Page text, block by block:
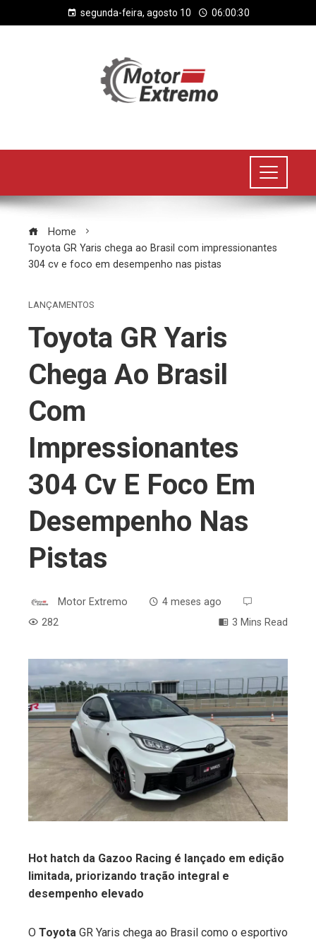
segunda-feira, agosto 10 06:00:30
Home
Toyota GR Yaris chega ao Brasil com impressionantes
304 cv e foco em desempenho nas pistas
LANÇAMENTOS
Toyota GR Yaris
Chega Ao Brasil
Com
Impressionantes
304 Cv E Foco Em
Desempenho Nas
Pistas
Motor Extremo
4 meses ago
282
3 Mins Read
Hot hatch da Gazoo Racing é lançado em edição
limitada, priorizando tração integral e
desempenho elevado
O Toyota GR Yaris chega ao Brasil como o esportivo